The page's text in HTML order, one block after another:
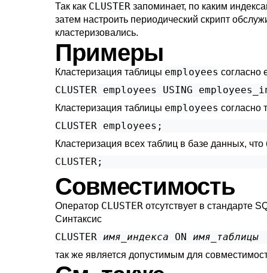
Так как CLUSTER запоминает, по каким
затем настроить периодический скрипт
кластеризовались.
Примеры
Кластеризация таблицы employees согласно
CLUSTER employees USING
Кластеризация таблицы employees согласно
CLUSTER employees;
Кластеризация всех таблиц в базе данных,
CLUSTER;
Совместимость
Оператор CLUSTER отсутствует в стандарте
Синтаксис
CLUSTER имя_индекса ON имя_таблицы
так же является допустимым для